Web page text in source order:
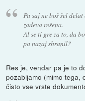
Pa saj ne boš šel
zadeva rešena.
Al se ti gre za to, da
pa nazaj shranil?
Res je, vendar pa je to
pozabljamo (mimo tega,
čisto vse vrste